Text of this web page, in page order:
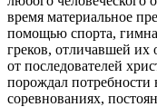
время материальное
помощью спорта,
греков, отличавшей
от последователей
порождал
соревнованиях,